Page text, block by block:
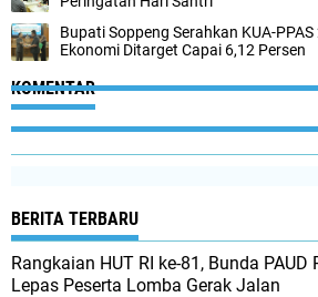
Bupati Soppeng Serahkan KUA-
Ekonomi Ditarget Capai 6,12 Persen
KOMENTAR
BERITA TERBARU
Rangkaian HUT RI ke-81, Bunda PAUD
Lepas Peserta Lomba Gerak Jalan